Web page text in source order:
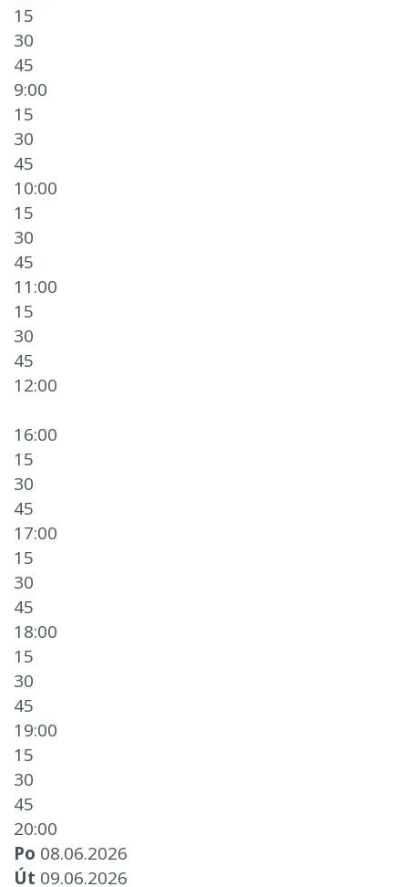
15
30
45
9:00
15
30
45
10:00
15
30
45
11:00
15
30
45
12:00
16:00
15
30
45
17:00
15
30
45
18:00
15
30
45
19:00
15
30
45
20:00
Po 08.06.2026
Út 09.06.2026